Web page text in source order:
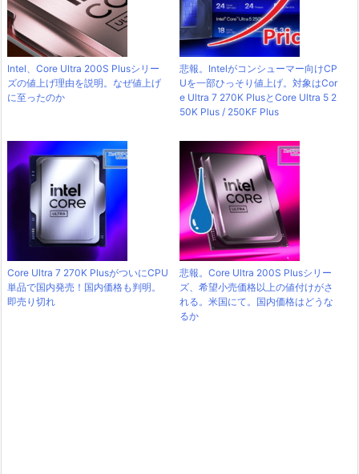
Intel、Core Ultra 200S Plusシリー
ズの値上げ理由を説明。なぜ値上げ
に至ったのか
悲報。Intelがコンシューマー向けCP
Uを一部ひっそり値上げ。対象はCor
e Ultra 7 270K PlusとCore Ultra 5 2
50K Plus / 250KF Plus
Core Ultra 7 270K PlusがついにCPU
単品で国内発売！国内価格も判明。
即売り切れ
悲報。Core Ultra 200S Plusシリー
ズ、希望小売価格以上の値付けがさ
れる。米国にて。国内価格はどうな
るか